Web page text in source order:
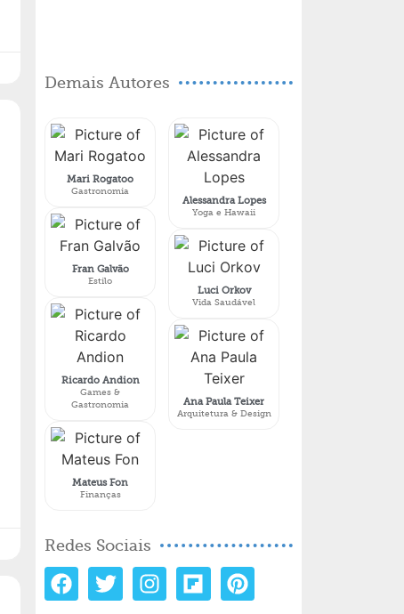
Demais Autores
Mari Rogatoo
Gastronomia
Fran Galvão
Estilo
Ricardo Andion
Games &
Gastronomia
Mateus Fon
Finanças
Alessandra Lopes
Yoga e Hawaii
Luci Orkov
Vida Saudável
Ana Paula Teixer
Arquitetura & Design
Redes Sociais